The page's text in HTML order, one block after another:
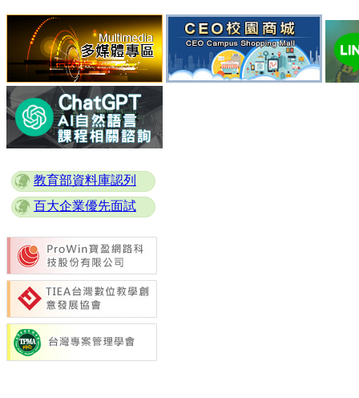
教育部資料庫認列
百大企業優先面試